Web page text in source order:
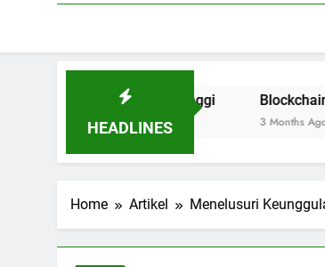
HEADLINES
Pendidikan Tinggi Blockchain di Dunia
Home Artikel Menelusuri